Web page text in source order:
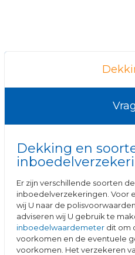
Dekking en
Er zijn verschillende soorten
inboedelverzekeringen. Voor
wij U naar de
adviseren wij U gebruik te
inboedelwaardemeter dit om
voorkomen en de eventuele
voorkomen. Het verzekeren